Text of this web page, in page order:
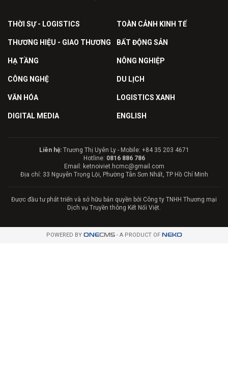
THỜI SỰ - LOGISTICS TOÀN CẢNH KINH TẾ
THƯƠNG HIỆU - GIAO THƯƠNG BẤT ĐỘNG SẢN
HẠ TẦNG NÔNG NGHIỆP
CÔNG NGHỆ DU LỊCH
VĂN HÓA LOGISTICS XANH
DIGITAL MEDIA ENGLISH
Liên hệ:Trương Thị Uyên Ly - Mobile: +84 35 203 4671
Hotline: 0816 886 786
Email: ketnoiviet.hcmc@gmail.com
Địa chỉ: 33 Nguyễn Trọng Lội, Phường Tân Sơn Nhất, TP Hồ Chí Minh
Được đầu tư phát triển và sở hữu bản quyền bởi Công ty TNHH Thương mại
Dịch vụ Truyền thông Kết Nối Việt.
POWERED BY ONECMS- A PRODUCT OF NEKO